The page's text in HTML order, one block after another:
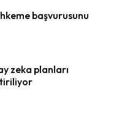
başvurusunu
zeka planları